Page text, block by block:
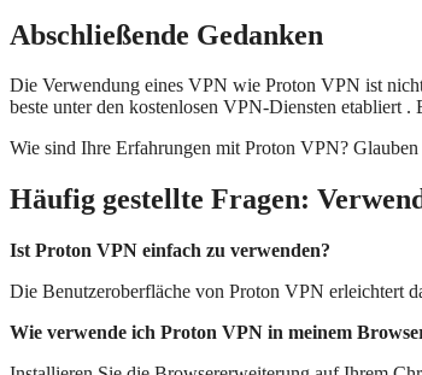
Abschließende Gedanken
Die Verwendung eines VPN wie Proton VPN ist
beste unter den kostenlosen VPN-Diensten etabliert
Wie sind Ihre Erfahrungen mit Proton VPN?
Häufig gestellte Fragen:
Ist Proton VPN einfach zu verwenden?
Die Benutzeroberfläche von Proton VPN erleichtert
Wie verwende ich Proton VPN in meinem